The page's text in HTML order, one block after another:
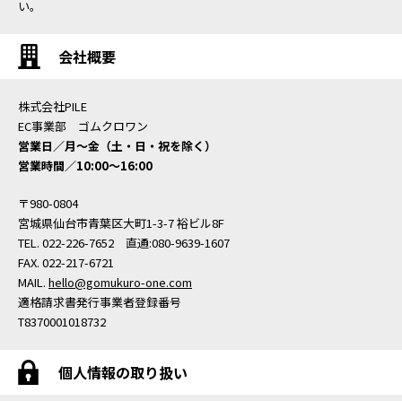
い。
会社概要
株式会社PILE
EC事業部 ゴムクロワン
営業日／月〜金（土・日・祝を除く）
営業時間／10:00〜16:00
〒980-0804
宮城県仙台市青葉区大町1-3-7 裕ビル8F
TEL. 022-226-7652 直通:080-9639-1607
FAX. 022-217-6721
MAIL. hello@gomukuro-one.com
適格請求書発行事業者登録番号
T8370001018732
個人情報の取り扱い